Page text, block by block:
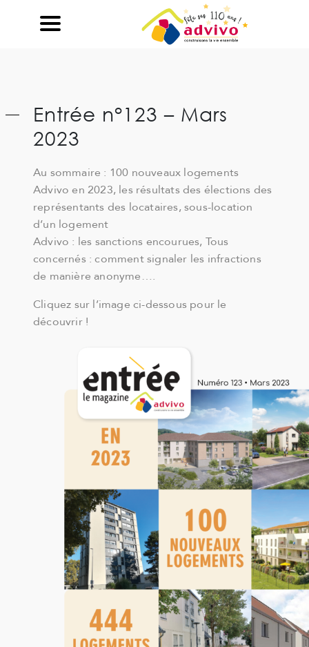
Entrée n°123 – Mars
2023
Au sommaire : 100 nouveaux logements
Advivo en 2023, les résultats des élections des
représentants des locataires, sous-location
d’un logement
Advivo : les sanctions encourues, Tous
concernés : comment signaler les infractions
de manière anonyme….
Cliquez sur l’image ci-dessous pour le
découvrir !